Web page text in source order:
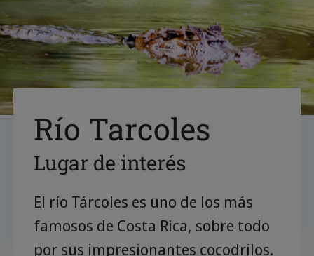
Río Tarcoles
Lugar de interés
El río Tárcoles es uno de los más
famosos de Costa Rica, sobre todo
por sus impresionantes cocodrilos.